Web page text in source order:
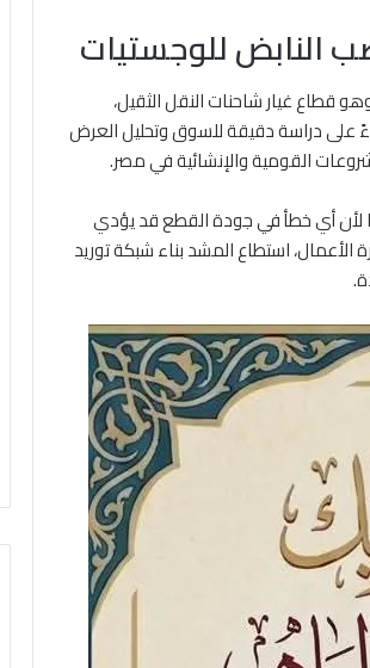
النابض للوجستيات
قطاع غيار شاحنات النقل الثقيل،
على دراسة دقيقة للسوق وتحليل العرض
القومية والإنشائية في مصر.
لأن أي خطأ في جودة القطع قد يؤدي
الأعمال، استطاع المشد بناء شبكة توريد